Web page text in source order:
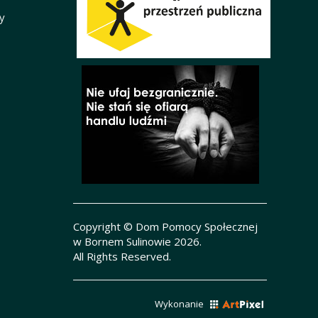
Copyright © Dom Pomocy Społecznej
w Bornem Sulinowie 2026.
All Rights Reserved.
Wykonanie